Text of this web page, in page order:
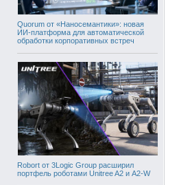
Quorum от «Наносемантики»: новая
ИИ-платформа для автоматической
обработки корпоративных встреч
Robort от 3Logic Group расширил
портфель роботами Unitree A2 и A2-W